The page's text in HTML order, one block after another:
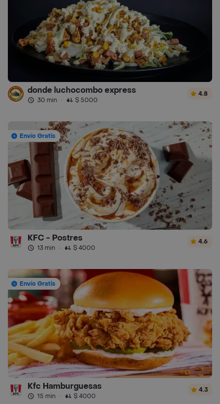
donde luchocombo express
30 min · $ 5000
4.8
Envío Gratis
KFC - Postres
13 min · $ 4000
4.6
Envío Gratis
Kfc Hamburguesas
15 min · $ 4000
4.3